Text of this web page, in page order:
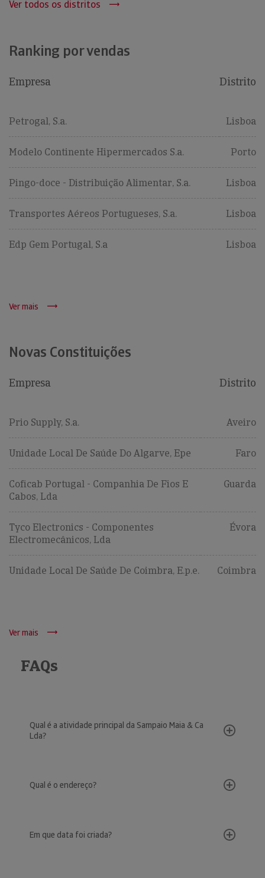
Ver todos os distritos
Ranking por vendas
Empresa Distrito
Petrogal, S.a. Lisboa
Modelo Continente Hipermercados S.a. Porto
Pingo-doce - Distribuição Alimentar, S.a. Lisboa
Transportes Aéreos Portugueses, S.a. Lisboa
Edp Gem Portugal, S.a Lisboa
Ver mais
Novas Constituições
Empresa Distrito
Prio Supply, S.a. Aveiro
Unidade Local De Saúde Do Algarve, Epe Faro
Coficab Portugal - Companhia De Fios E
Cabos, Lda
Guarda
Tyco Electronics - Componentes
Electromecânicos, Lda
Évora
Unidade Local De Saúde De Coimbra, E.p.e. Coimbra
Ver mais
FAQs
Qual é a atividade principal da Sampaio Maia & Ca
Lda?
Qual é o endereço?
Em que data foi criada?